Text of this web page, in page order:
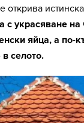
открива
с украсяване на
яйца, а по-
селото.